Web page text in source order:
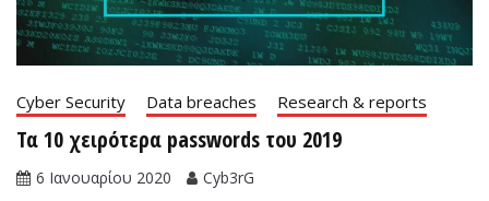
Cyber Security Data breaches Research & reports
Τα 10 χειρότερα passwords του 2019
6 Ιανουαρίου 2020 Cyb3rG